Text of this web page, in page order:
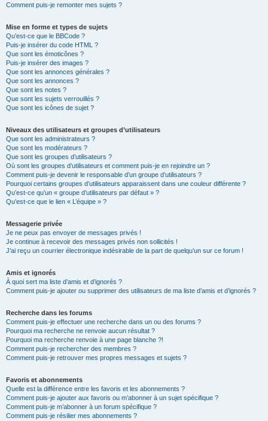
Comment puis-je remonter mes sujets ?
Mise en forme et types de sujets
Qu’est-ce que le BBCode ?
Puis-je insérer du code HTML ?
Que sont les émoticônes ?
Puis-je insérer des images ?
Que sont les annonces générales ?
Que sont les annonces ?
Que sont les notes ?
Que sont les sujets verrouillés ?
Que sont les icônes de sujet ?
Niveaux des utilisateurs et groupes d’utilisateurs
Que sont les administrateurs ?
Que sont les modérateurs ?
Que sont les groupes d’utilisateurs ?
Où sont les groupes d’utilisateurs et comment puis-je en rejoindre un ?
Comment puis-je devenir le responsable d’un groupe d’utilisateurs ?
Pourquoi certains groupes d’utilisateurs apparaissent dans une couleur différente ?
Qu’est-ce qu’un « groupe d’utilisateurs par défaut » ?
Qu’est-ce que le lien « L’équipe » ?
Messagerie privée
Je ne peux pas envoyer de messages privés !
Je continue à recevoir des messages privés non sollicités !
J’ai reçu un courrier électronique indésirable de la part de quelqu’un sur ce forum !
Amis et ignorés
À quoi sert ma liste d’amis et d’ignorés ?
Comment puis-je ajouter ou supprimer des utilisateurs de ma liste d’amis et d’ignorés ?
Recherche dans les forums
Comment puis-je effectuer une recherche dans un ou des forums ?
Pourquoi ma recherche ne renvoie aucun résultat ?
Pourquoi ma recherche renvoie à une page blanche ?!
Comment puis-je rechercher des membres ?
Comment puis-je retrouver mes propres messages et sujets ?
Favoris et abonnements
Quelle est la différence entre les favoris et les abonnements ?
Comment puis-je ajouter aux favoris ou m’abonner à un sujet spécifique ?
Comment puis-je m’abonner à un forum spécifique ?
Comment puis-je résilier mes abonnements ?